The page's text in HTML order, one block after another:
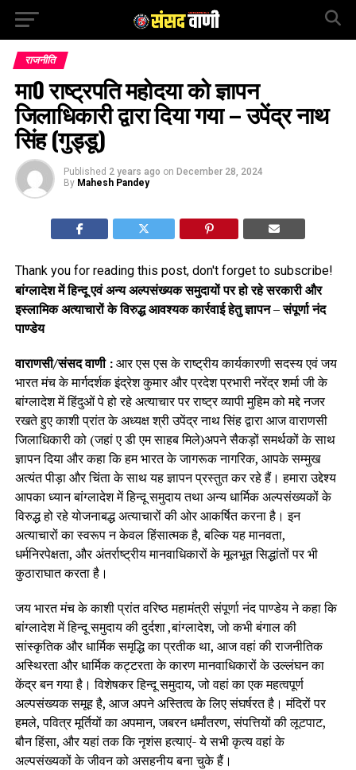
राजनीति
मा0 राष्ट्रपति महोदया को ज्ञापन
जिलाधिकारी द्वारा दिया गया – उपेंद्र नाथ
सिंह (गुड्डू)
Published 2 years ago on December 28, 2024
By Mahesh Pandey
Thank you for reading this post, don't forget to subscribe!
बांग्लादेश में हिन्दू एवं अन्य अल्पसंख्यक समुदायों पर हो रहे सरकारी और
इस्लामिक अत्याचारों के विरुद्ध आवश्यक कार्रवाई हेतु ज्ञापन – संपूर्णा नंद
पाण्डेय
वाराणसी/संसद वाणी :आर एस एस के राष्ट्रीय कार्यकारणी सदस्य एवं जय
भारत मंच के मार्गदर्शक इंद्रेश कुमार और प्रदेश प्रभारी नरेंद्र शर्मा जी के
बांग्लादेश में हिंदुओं पे हो रहे अत्याचार पर राष्ट्र व्यापी मुहिम को मद्दे नजर
रखते हुए काशी प्रांत के अध्यक्ष श्री उपेंद्र नाथ सिंह द्वारा आज वाराणसी
जिलाधिकारी को (जहां ए डी एम साहब मिले)अपने सैकड़ों समर्थकों के साथ
ज्ञापन दिया और कहा कि हम भारत के जागरूक नागरिक, आपके सम्मुख
अत्यंत पीड़ा और चिंता के साथ यह ज्ञापन प्रस्तुत कर रहे हैं। हमारा उद्देश्य
आपका ध्यान बांग्लादेश में हिन्दू समुदाय तथा अन्य धार्मिक अल्पसंख्यकों के
विरुद्ध हो रहे योजनाबद्ध अत्याचारों की ओर आकर्षित करना है। इन
अत्याचारों का स्वरूप न केवल हिंसात्मक है, बल्कि यह मानवता,
धर्मनिरपेक्षता, और अंतर्राष्ट्रीय मानवाधिकारों के मूलभूत सिद्धांतों पर भी
कुठाराघात करता है।
जय भारत मंच के काशी प्रांत वरिष्ठ महामंत्री संपूर्णा नंद पाण्डेय ने कहा कि
बांग्लादेश में हिन्दू समुदाय की दुर्दशा ,बांग्लादेश, जो कभी बंगाल की
सांस्कृतिक और धार्मिक समृद्धि का प्रतीक था, आज वहां की राजनीतिक
अस्थिरता और धार्मिक कट्टरता के कारण मानवाधिकारों के उल्लंघन का
केंद्र बन गया है। विशेषकर हिन्दू समुदाय, जो वहां का एक महत्वपूर्ण
अल्पसंख्यक समूह है, आज अपने अस्तित्व के लिए संघर्षरत है। मंदिरों पर
हमले, पवित्र मूर्तियों का अपमान, जबरन धर्मांतरण, संपत्तियों की लूटपाट,
बौन हिंसा, और यहां तक कि नृशंस हत्याएं- ये सभी कृत्य वहां के
अल्पसंख्यकों के जीवन को असहनीय बना चुके हैं।